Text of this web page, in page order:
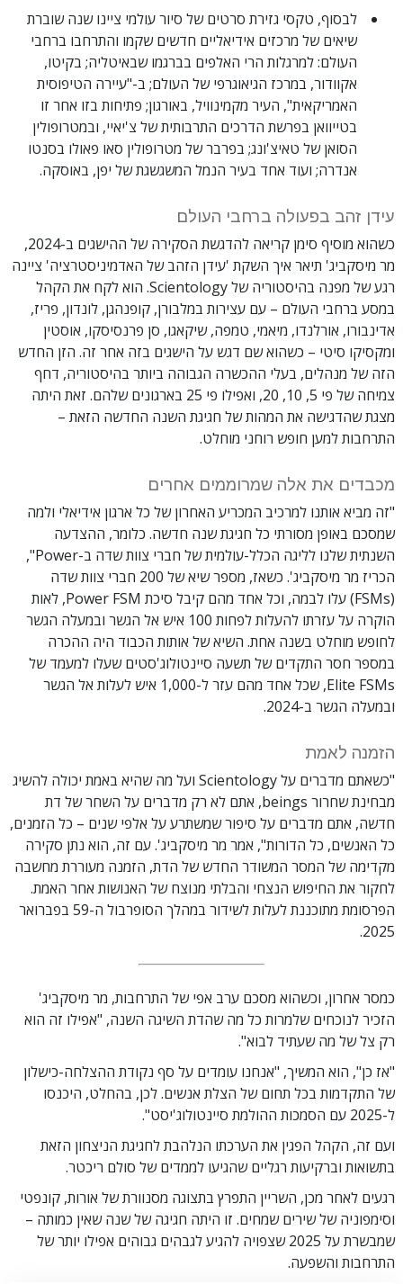
לבסוף, טקסי גזירת סרטים של סיור עולמי ציינו שנה שוברת
שיאים של מרכזים אידיאליים חדשים שקמו והתרחבו ברחבי
העולם: למרגלות הרי האלפים בברגמו שבאיטליה; בקיטו,
אקוודור, במרכז הגיאוגרפי של העולם; ב-"עיירה הטיפוסית
האמריקאית", העיר מקמינוויל, באורגון; פתיחות בזו אחר זו
בטייוואן בפרשת הדרכים התרבותית של צ'יאיי, ובמטרופולין
הסואן של טאיצ'ונג; בפרבר של מטרופולין סאו פאולו בסנטו
אנדרה; ועוד אחד בעיר הנמל המשגשגת של יפן, באוסקה.
עידן זהב בפעולה ברחבי העולם
כשהוא מוסיף סימן קריאה להדגשת הסקירה של ההישגים ב-2024,
מר מיסקביג' תיאר איך השקת 'עידן הזהב של האדמיניסטרציה' ציינה
רגע של מפנה בהיסטוריה של Scientology. הוא לקח את הקהל
במסע ברחבי העולם – עם עצירות במלבורן, קופנהגן, לונדון, פריז,
אדינבורו, אורלנדו, מיאמי, טמפה, שיקאגו, סן פרנסיסקו, אוסטין
ומקסיקו סיטי – כשהוא שם דגש על הישגים בזה אחר זה. הזן החדש
הזה של מנהלים, בעלי ההכשרה הגבוהה ביותר בהיסטוריה, דחף
צמיחה של פי 5, 10, 20, ואפילו פי 25 בארגונים שלהם. זאת היתה
מצגת שהדגישה את המהות של חגיגת השנה החדשה הזאת –
התרחבות למען חופש רוחני מוחלט.
מכבדים את אלה שמרוממים אחרים
"זה מביא אותנו למרכיב המכריע האחרון של כל ארגון אידיאלי ולמה
שמסכם באופן מסורתי כל חגיגת שנה חדשה. כלומר, ההצדעה
השנתית שלנו לליגה הכלל-עולמית של חברי צוות שדה ב-Power",
הכריז מר מיסקביג'. כשאז, מספר שיא של 200 חברי צוות שדה
(FSMs) עלו לבמה, וכל אחד מהם קיבל סיכת Power FSM, לאות
הוקרה על עזרתו להעלות לפחות 100 איש אל הגשר ובמעלה הגשר
לחופש מוחלט בשנה אחת. השיא של אותות הכבוד היה ההכרה
במספר חסר התקדים של תשעה סיינטולוג'סטים שעלו למעמד של
Elite FSMs, שכל אחד מהם עזר ל-1,000 איש לעלות אל הגשר
ובמעלה הגשר ב-2024.
הזמנה לאמת
"כשאתם מדברים על Scientology ועל מה שהיא באמת יכולה להשיג
מבחינת שחרור beings, אתם לא רק מדברים על השחר של דת
חדשה, אתם מדברים על סיפור שמשתרע על אלפי שנים – כל הזמנים,
כל האנשים, כל הדורות", אמר מר מיסקביג'. עם זה, הוא נתן סקירה
מקדימה של המסר המשודר החדש של הדת, הזמנה מעוררת מחשבה
לחקור את החיפוש הנצחי והבלתי מנוצח של האנושות אחר האמת.
הפרסומת מתוכננת לעלות לשידור במהלך הסופרבול ה-59 בפברואר
2025.
כמסר אחרון, וכשהוא מסכם ערב אפי של התרחבות, מר מיסקביג'
הזכיר לנוכחים שלמרות כל מה שהדת השיגה השנה, "אפילו זה הוא
רק צל של מה שעתיד לבוא".
"אז כן", הוא המשיך, "אנחנו עומדים על סף נקודת ההצלחה-כישלון
של התקדמות בכל תחום של הצלת אנשים. לכן, בהחלט, היכנסו
ל-2025 עם הסמכות ההולמת סיינטולוג'יסט".
ועם זה, הקהל הפגין את הערכתו הנלהבת לחגיגת הניצחון הזאת
בתשואות וברקיעות רגליים שהגיעו לממדים של סולם ריכטר.
רגעים לאחר מכן, השריין התפרץ בתצוגה מסנוורת של אורות, קונפטי
וסימפוניה של שירים שמחים. זו היתה חגיגה של שנה שאין כמותה –
שמבשרת על 2025 שצפויה להגיע לגבהים גבוהים אפילו יותר של
התרחבות והשפעה.